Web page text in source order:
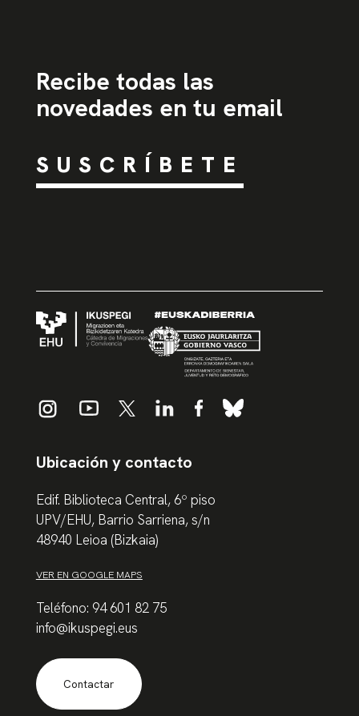
Recibe todas las
novedades en tu email
SUSCRÍBETE
Ubicación y contacto
Edif. Biblioteca Central, 6º piso
UPV/EHU, Barrio Sarriena, s/n
48940 Leioa (Bizkaia)
VER EN GOOGLE MAPS
Teléfono: 94 601 82 75
info@ikuspegi.eus
Contactar